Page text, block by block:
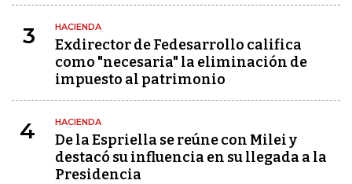
3 HACIENDA
Exdirector de Fedesarrollo califica
como "necesaria" la eliminación de
impuesto al patrimonio
4 HACIENDA
De la Espriella se reúne con Milei y
destacó su influencia en su llegada a la
Presidencia